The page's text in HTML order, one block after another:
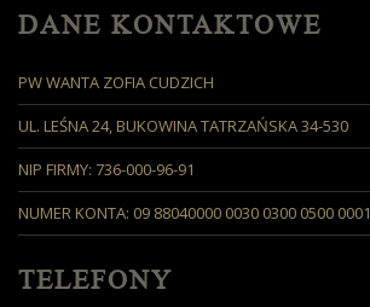
DANE KONTAKTOWE
PW WANTA ZOFIA CUDZICH
UL. LEŚNA 24, BUKOWINA TATRZAŃSKA 34-530
NIP FIRMY: 736-000-96-91
NUMER KONTA: 09 88040000 0030 0300 0500 0001
TELEFONY